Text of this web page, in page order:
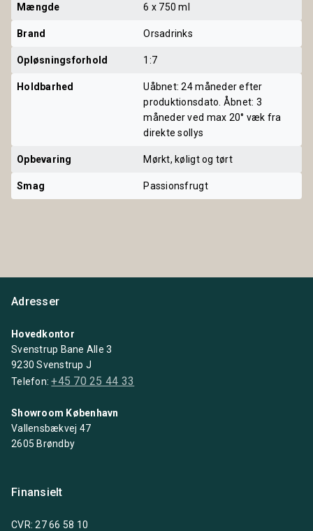
Mængde 6 x 750 ml
Brand Orsadrinks
Opløsningsforhold 1:7
Holdbarhed
Uåbnet: 24 måneder efter
produktionsdato. Åbnet: 3
måneder ved max 20° væk fra
direkte sollys
Opbevaring Mørkt, køligt og tørt
Smag Passionsfrugt
Adresser
Hovedkontor
Svenstrup Bane Alle 3
9230 Svenstrup J
Telefon:+45 70 25 44 33
Showroom København
Vallensbækvej 47
2605 Brøndby
Finansielt
CVR: 27 66 58 10